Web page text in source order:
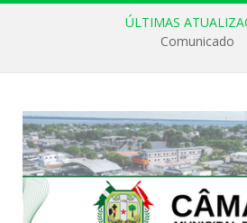
ÚLTIMAS
Comunicado